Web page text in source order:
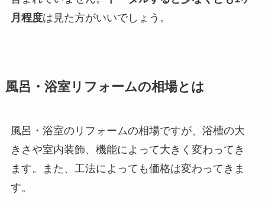
月程度は見た方がいいでしょう。
風呂・浴室リフォームの相場とは
風呂・浴室のリフォームの相場ですが、浴槽の大
きさや室内装飾、機能によって大きく変わってき
ます。また、工法によっても価格は変わってきま
す。